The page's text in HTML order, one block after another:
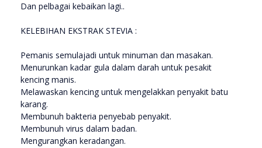
Dan pelbagai kebaikan lagi..
KELEBIHAN EKSTRAK STEVIA :
Pemanis semulajadi untuk minuman dan masakan.
Menurunkan kadar gula dalam darah untuk pesakit
kencing manis.
Melawaskan kencing untuk mengelakkan penyakit batu
karang.
Membunuh bakteria penyebab penyakit.
Membunuh virus dalam badan.
Mengurangkan keradangan.